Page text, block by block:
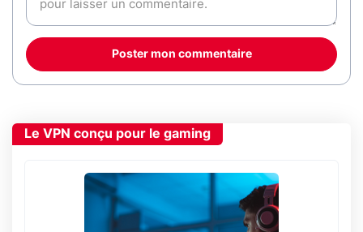
Poster mon commentaire
Le VPN conçu pour le gaming